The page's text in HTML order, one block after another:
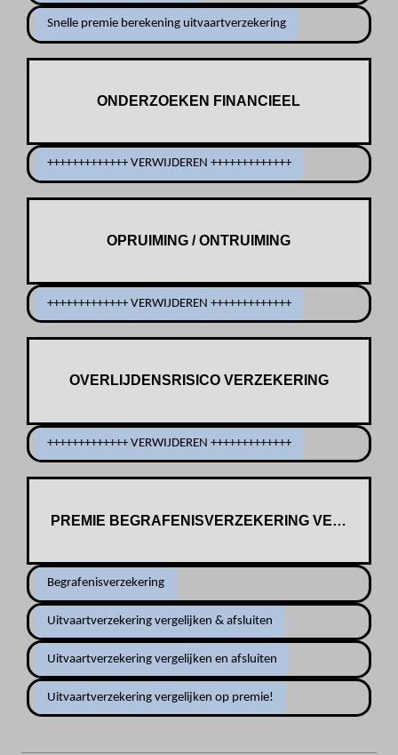
Snelle premie berekening uitvaartverzekering
ONDERZOEKEN FINANCIEEL
+++++++++++++ VERWIJDEREN +++++++++++++
OPRUIMING / ONTRUIMING
+++++++++++++ VERWIJDEREN +++++++++++++
OVERLIJDENSRISICO VERZEKERING
+++++++++++++ VERWIJDEREN +++++++++++++
PREMIE BEGRAFENISVERZEKERING
Begrafenisverzekering
Uitvaartverzekering vergelijken & afsluiten
Uitvaartverzekering vergelijken en afsluiten
Uitvaartverzekering vergelijken op premie!